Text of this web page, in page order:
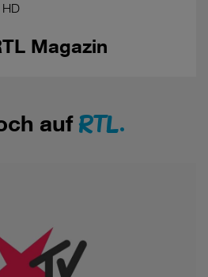
HD
Magazin
auf RTL.